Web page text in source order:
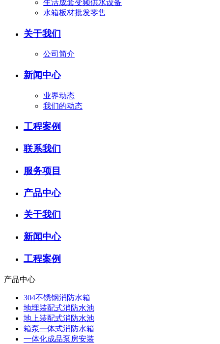
生活成套变频供水设备
水箱板材批发零售
关于我们
公司简介
新闻中心
业界动态
我们的动态
工程案例
联系我们
服务项目
产品中心
关于我们
新闻中心
工程案例
产品中心
304不锈钢消防水箱
地埋装配式消防水池
地上装配式消防水池
箱泵一体式消防水箱
一体化成品泵房安装